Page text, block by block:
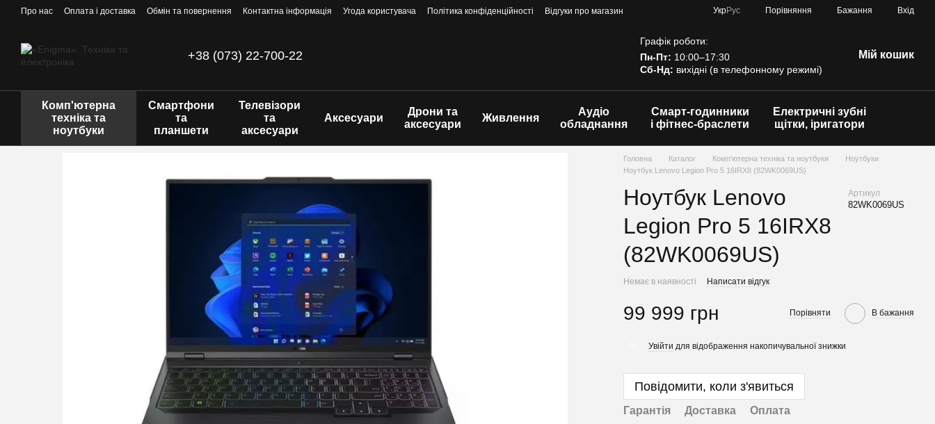
Перейти до основного контенту
Про нас Оплата і доставка Обмін та повернення Контактна інформація Угода користувача Політика конфіденційності Відгуки про магазин УкрРус Порівняння Бажання Вхід
+38 (073) 22-700-22
Графік роботи:
Пн-Пт: 10:00–17:30
Сб-Нд: вихідні (в телефонному режимі)
Мій кошик
Комп'ютерна
техніка та
ноутбуки
Смартфони
та
планшети
Телевізори
та
аксесуари
Аксесуари
Дрони та
аксесуари
Живлення
Аудіо
обладнання
Смарт-годинники
і фітнес-браслети
Електричні зубні
щітки, іригатори
Головна Каталог Комп'ютерна техніка та ноутбуки
Ноутбуки
Ноутбук Lenovo Legion Pro 5 16IRX8 (82WK0069US)
Ноутбук Lenovo
Legion Pro 5 16IRX8
(82WK0069US)
Артикул
82WK0069US
Немає в наявності Написати відгук
99 999 грн Порівняти В бажання
Увійти для відображення накопичувальної знижки
Повідомити, коли з'явиться
Гарантія Доставка
Оплата